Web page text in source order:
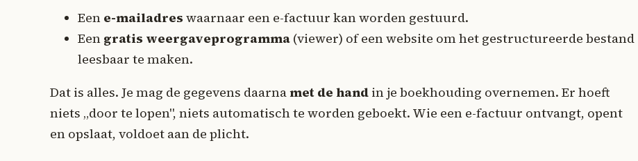
Een e-mailadres waarnaar een e-factuur kan worden gestuurd.
Een gratis weergaveprogramma (viewer) of een website om het gestructureerde bestand
leesbaar te maken.
Dat is alles. Je mag de gegevens daarnamet de hand in je boekhouding overnemen. Er hoeft
niets „door te lopen", niets automatisch te worden geboekt. Wie een e-factuur ontvangt, opent
en opslaat, voldoet aan de plicht.